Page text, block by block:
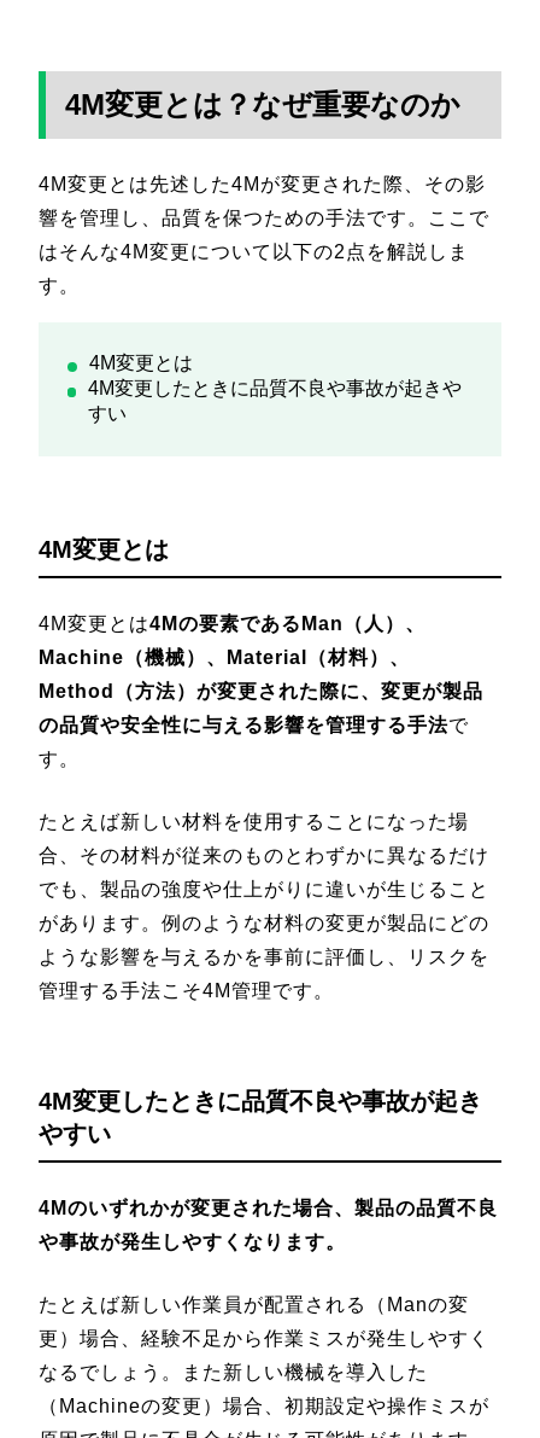
4M変更とは？なぜ重要なのか
4M変更とは先述した4Mが変更された際、その影
響を管理し、品質を保つための手法です。ここで
はそんな4M変更について以下の2点を解説しま
す。
4M変更とは
4M変更したときに品質不良や事故が起きや
すい
4M変更とは
4M変更とは4Mの要素であるMan（人）、
Machine（機械）、Material（材料）、
Method（方法）が変更された際に、変更が製品
の品質や安全性に与える影響を管理する手法で
す。
たとえば新しい材料を使用することになった場
合、その材料が従来のものとわずかに異なるだけ
でも、製品の強度や仕上がりに違いが生じること
があります。例のような材料の変更が製品にどの
ような影響を与えるかを事前に評価し、リスクを
管理する手法こそ4M管理です。
4M変更したときに品質不良や事故が起き
やすい
4Mのいずれかが変更された場合、製品の品質不良
や事故が発生しやすくなります。
たとえば新しい作業員が配置される（Manの変
更）場合、経験不足から作業ミスが発生しやすく
なるでしょう。また新しい機械を導入した
（Machineの変更）場合、初期設定や操作ミスが